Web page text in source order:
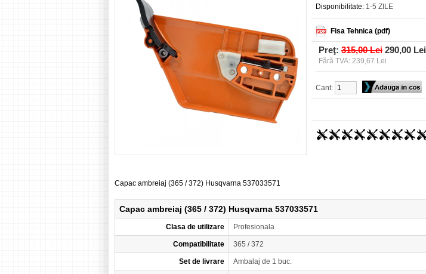
Disponibilitate: 1-5 ZILE
Fisa Tehnica (pdf)
Preţ: 315,00 Lei 290,00 Lei
Fără TVA: 239,67 Lei
Cant:
Capac ambreiaj (365 / 372) Husqvarna 537033571
Capac ambreiaj (365 / 372) Husqvarna 537033571
Clasa de utilizare Profesionala
Compatibilitate 365 / 372
Set de livrare Ambalaj de 1 buc.